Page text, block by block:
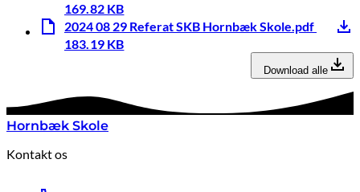
169.82 KB
2024 08 29 Referat SKB Hornbæk Skole.pdf
183.19 KB
Download alle
Hornbæk Skole
Kontakt os